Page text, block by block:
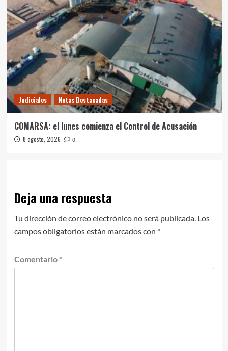
Judiciales Notas Destacadas
COMARSA: el lunes comienza el Control de Acusación
8 agosto, 2026 0
Deja una respuesta
Tu dirección de correo electrónico no será publicada. Los
campos obligatorios están marcados con *
Comentario *